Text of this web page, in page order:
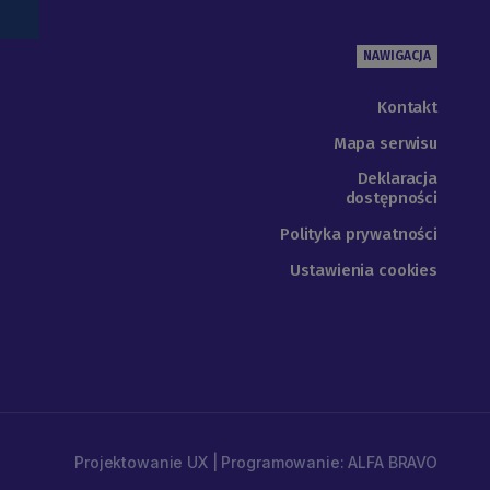
NAWIGACJA
Kontakt
Mapa serwisu
Deklaracja
dostępności
Polityka prywatności
Ustawienia cookies
Projektowanie UX | Programowanie: ALFA BRAVO